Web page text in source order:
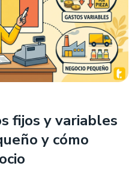
fijos y variables
y cómo